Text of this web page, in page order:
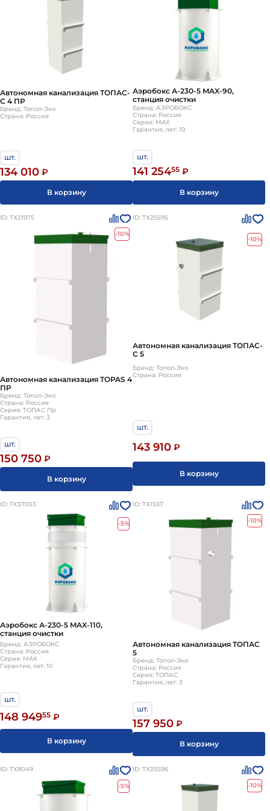
Автономная канализация ТОПАС-
С 4 ПР
Бренд: Топол-Эко
Страна: Россия
шт.
134 010 ₽
В корзину
Аэробокс А-230-5 MAX-90,
станция очистки
Бренд: АЭРОБОКС
Страна: Россия
Серия: MAX
Гарантия, лет: 10
шт.
141 25455 ₽
В корзину
ID: ТХ21975
-10%
Автономная канализация TOPAS 4
ПР
Бренд: Топол-Эко
Страна: Россия
Серия: ТОПАС Пр
Гарантия, лет: 3
шт.
150 750 ₽
В корзину
ID: ТХ25595
-10%
Автономная канализация ТОПАС-
С 5
Бренд: Топол-Эко
Страна: Россия
шт.
143 910 ₽
В корзину
ID: ТХ57053
-5%
Аэробокс А-230-5 MAX-110,
станция очистки
Бренд: АЭРОБОКС
Страна: Россия
Серия: MAX
Гарантия, лет: 10
шт.
148 94955 ₽
В корзину
ID: ТХ1557
-10%
Автономная канализация ТОПАС
5
Бренд: Топол-Эко
Страна: Россия
Серия: ТОПАС
Гарантия, лет: 3
шт.
157 950 ₽
В корзину
ID: ТХ8049
-5%
ID: ТХ25596
-10%